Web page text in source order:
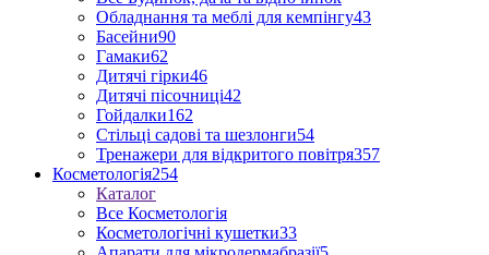
Обладнання та меблі для кемпінгу43
Басейни90
Гамаки62
Дитячі гірки46
Дитячі пісочниці42
Гойдалки162
Стільці садові та шезлонги54
Тренажери для відкритого повітря357
Косметологія254
Каталог
Все Косметологія
Косметологічні кушетки33